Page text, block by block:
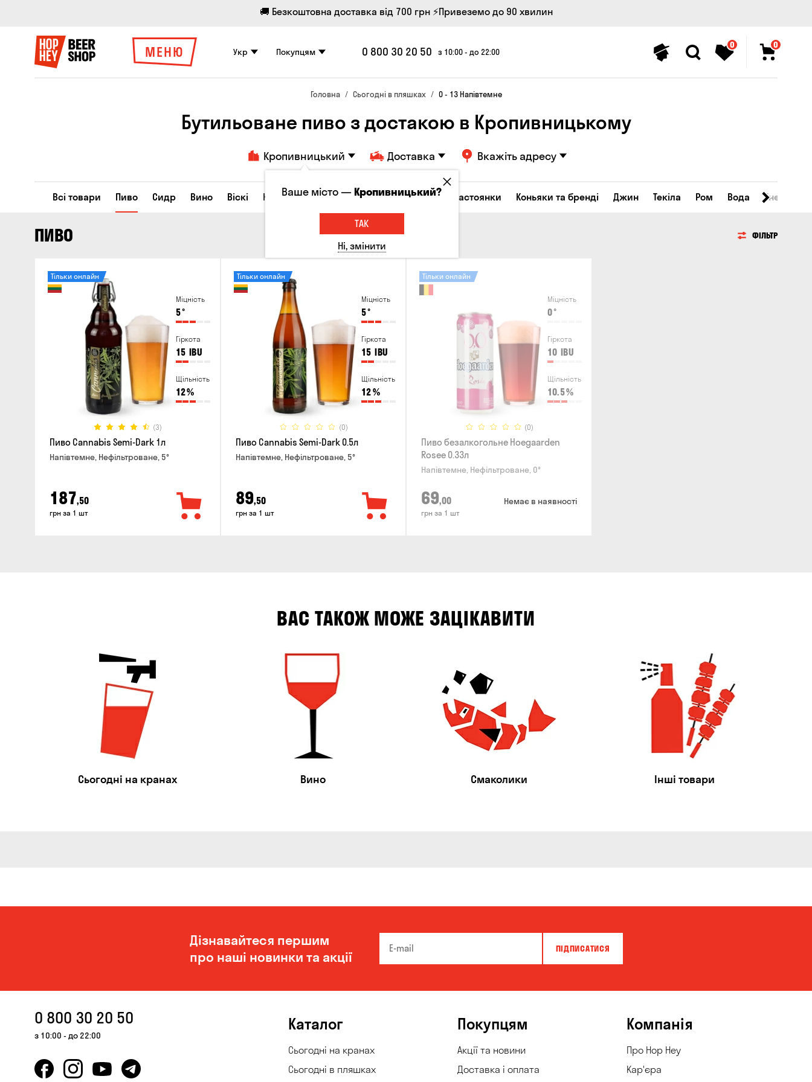
🚚 Безкоштовна доставка від 700 грн ⚡Привеземо до 90 хвилин
МЕНЮ Укр Покупцям 0 800 30 20 50 з 10:00 - до 22:00
0 0
Головна Сьогодні в пляшках 0 - 13 Напівтемне
Бутильоване пиво з достакою в Кропивницькому
Кропивницький Доставка Вкажіть адресу
Всі товари Пиво Сидр Вино Віскі Коктейлі Горілка Соджу Лікери та настоянки Коньяки та бренді Джин Текіла Ром Вода
ПИВО ФІЛЬТР
Міцність
5°
Гіркота
15 IBU
Щільність
12%
(3)
Тільки онлайн
Пиво Cannabis Semi-Dark 1л
Напівтемне, Нефільтроване, 5°
187,50
грн за 1 шт
Міцність
5°
Гіркота
15 IBU
Щільність
12%
(0)
Тільки онлайн
Пиво Cannabis Semi-Dark 0.5л
Напівтемне, Нефільтроване, 5°
89,50
грн за 1 шт
Міцність
0°
Гіркота
10 IBU
Щільність
10.5%
(0)
Тільки онлайн
Пиво безалкогольне Hoegaarden
Rosee 0.33л
Напівтемне, Нефільтроване, 0°
69,00
грн за 1 шт
Немає в наявності
ВАС ТАКОЖ МОЖЕ ЗАЦІКАВИТИ
Сьогодні на кранах Вино Смаколики Інші товари
Дізнавайтеся першим
про наші новинки та акції
ПІДПИСАТИСЯ
0 800 30 20 50
з 10:00 - до 22:00
Каталог
Сьогодні на кранах
Сьогодні в пляшках
Покупцям
Акції та новини
Доставка і оплата
Компанія
Про Hop Hey
Кар'єра
Ваше місто —Кропивницький?
ТАК
Ні, змінити